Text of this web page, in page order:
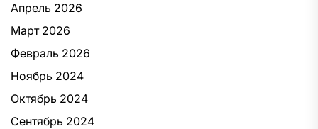
Апрель 2026
Март 2026
Февраль 2026
Ноябрь 2024
Октябрь 2024
Сентябрь 2024